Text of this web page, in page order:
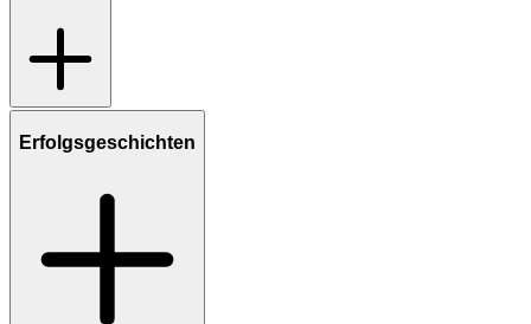
Erfolgsgeschichten